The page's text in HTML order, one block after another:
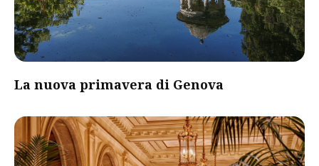
La nuova primavera di Genova